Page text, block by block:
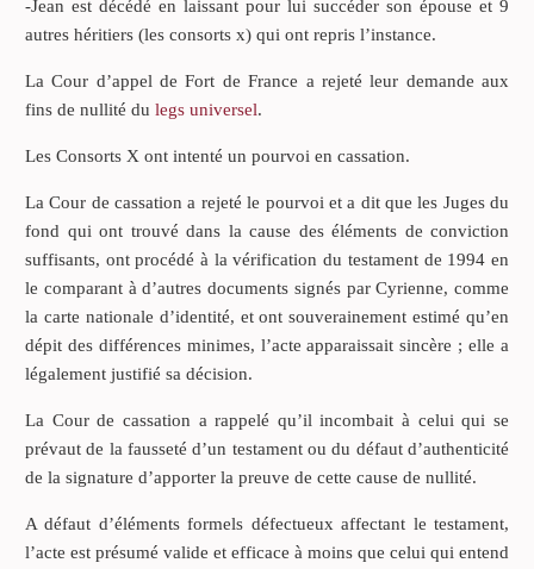
-Jean est décédé en laissant pour lui succéder son épouse et 9
autres héritiers (les consorts x) qui ont repris l’instance.
La Cour d’appel de Fort de France a rejeté leur demande aux
fins de nullité du legs universel.
Les Consorts X ont intenté un pourvoi en cassation.
La Cour de cassation a rejeté le pourvoi et a dit que les Juges du
fond qui ont trouvé dans la cause des éléments de conviction
suffisants, ont procédé à la vérification du testament de 1994 en
le comparant à d’autres documents signés par Cyrienne, comme
la carte nationale d’identité, et ont souverainement estimé qu’en
dépit des différences minimes, l’acte apparaissait sincère ; elle a
légalement justifié sa décision.
La Cour de cassation a rappelé qu’il incombait à celui qui se
prévaut de la fausseté d’un testament ou du défaut d’authenticité
de la signature d’apporter la preuve de cette cause de nullité.
A défaut d’éléments formels défectueux affectant le testament,
l’acte est présumé valide et efficace à moins que celui qui entend